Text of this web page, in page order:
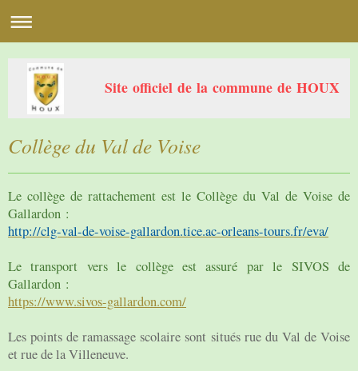
Site officiel de la commune de HOUX
Collège du Val de Voise
Le collège de rattachement est le Collège du Val de Voise de
Gallardon :
http://clg-val-de-voise-gallardon.tice.ac-orleans-tours.fr/eva/
Le transport vers le collège est assuré par le SIVOS de
Gallardon :
https://www.sivos-gallardon.com/
Les points de ramassage scolaire sont situés rue du Val de Voise
et rue de la Villeneuve.